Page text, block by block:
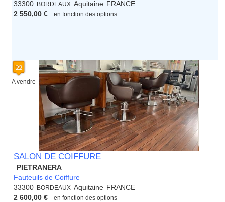
33300 BORDEAUX Aquitaine FRANCE
2 550,00 €
en fonction des options
A vendre
SALON DE COIFFURE
PIETRANERA
Fauteuils de Coiffure
33300 BORDEAUX Aquitaine FRANCE
2 600,00 €
en fonction des options